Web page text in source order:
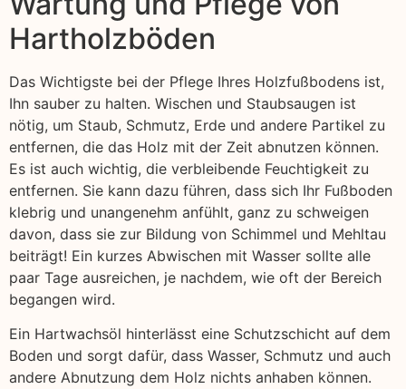
Hartholzböden
Das Wichtigste bei der Pflege Ihres Holzfußbodens ist,
Ihn sauber zu halten. Wischen und Staubsaugen ist
nötig, um Staub, Schmutz, Erde und andere Partikel zu
entfernen, die das Holz mit der Zeit abnutzen können.
Es ist auch wichtig, die verbleibende Feuchtigkeit zu
entfernen. Sie kann dazu führen, dass sich Ihr Fußboden
klebrig und unangenehm anfühlt, ganz zu schweigen
davon, dass sie zur Bildung von Schimmel und Mehltau
beiträgt! Ein kurzes Abwischen mit Wasser sollte alle
paar Tage ausreichen, je nachdem, wie oft der Bereich
begangen wird.
Ein Hartwachsöl hinterlässt eine Schutzschicht auf dem
Boden und sorgt dafür, dass Wasser, Schmutz und auch
andere Abnutzung dem Holz nichts anhaben können.